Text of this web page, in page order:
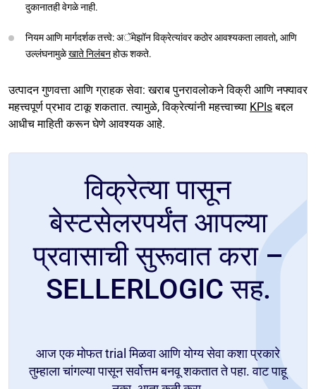
दुकानातही वेगळे नाही.
नियम आणि मार्गदर्शक तत्त्वे: अॅमेझॉन विक्रेत्यांवर कठोर आवश्यकता लावतो, आणि
उल्लंघनामुळेखाते निलंबनहोऊ शकते.
उत्पादन गुणवत्ता आणि ग्राहक सेवा: खराब पुनरावलोकने विक्री आणि नफ्यावर
महत्त्वपूर्ण प्रभाव टाकू शकतात. त्यामुळे, विक्रेत्यांनी महत्त्वाच्या KPIsबद्दल
आधीच माहिती करून घेणे आवश्यक आहे.
विक्रेत्या पासून
बेस्टसेलरपर्यंत आपल्या
प्रवासाची सुरूवात करा –
SELLERLOGIC सह.
आज एक मोफत trial मिळवा आणि योग्य सेवा कशा प्रकारे
तुम्हाला चांगल्या पासून सर्वोत्तम बनवू शकतात ते पहा. वाट पाहू